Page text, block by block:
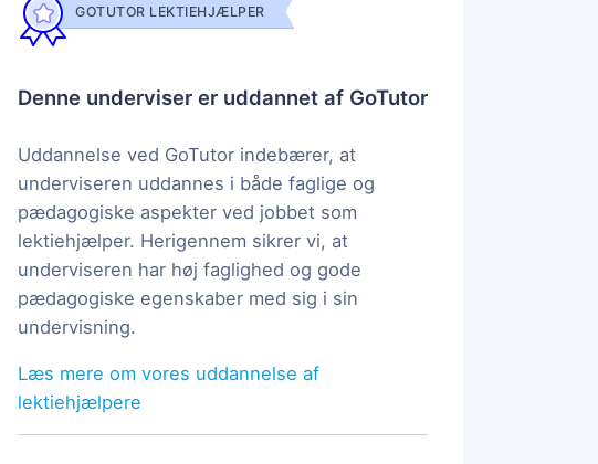
GOTUTOR LEKTIEHJÆLPER
Denne underviser er uddannet af GoTutor
Uddannelse ved GoTutor indebærer, at
underviseren uddannes i både faglige og
pædagogiske aspekter ved jobbet som
lektiehjælper. Herigennem sikrer vi, at
underviseren har høj faglighed og gode
pædagogiske egenskaber med sig i sin
undervisning.
Læs mere om vores uddannelse af
lektiehjælpere